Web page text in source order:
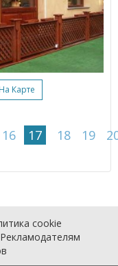
Карте
16 17 18 19
cookie
Рекламодателям